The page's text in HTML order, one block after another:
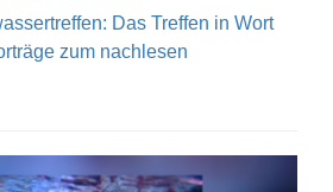
Das Treffen in Wort
zum nachlesen